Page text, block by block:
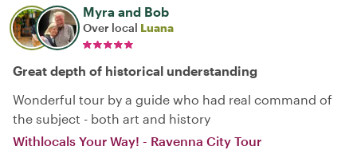
Myra and Bob
Over local Luana
Great depth of historical understanding
Wonderful tour by a guide who had real command of
the subject - both art and history
Withlocals Your Way! - Ravenna City Tour